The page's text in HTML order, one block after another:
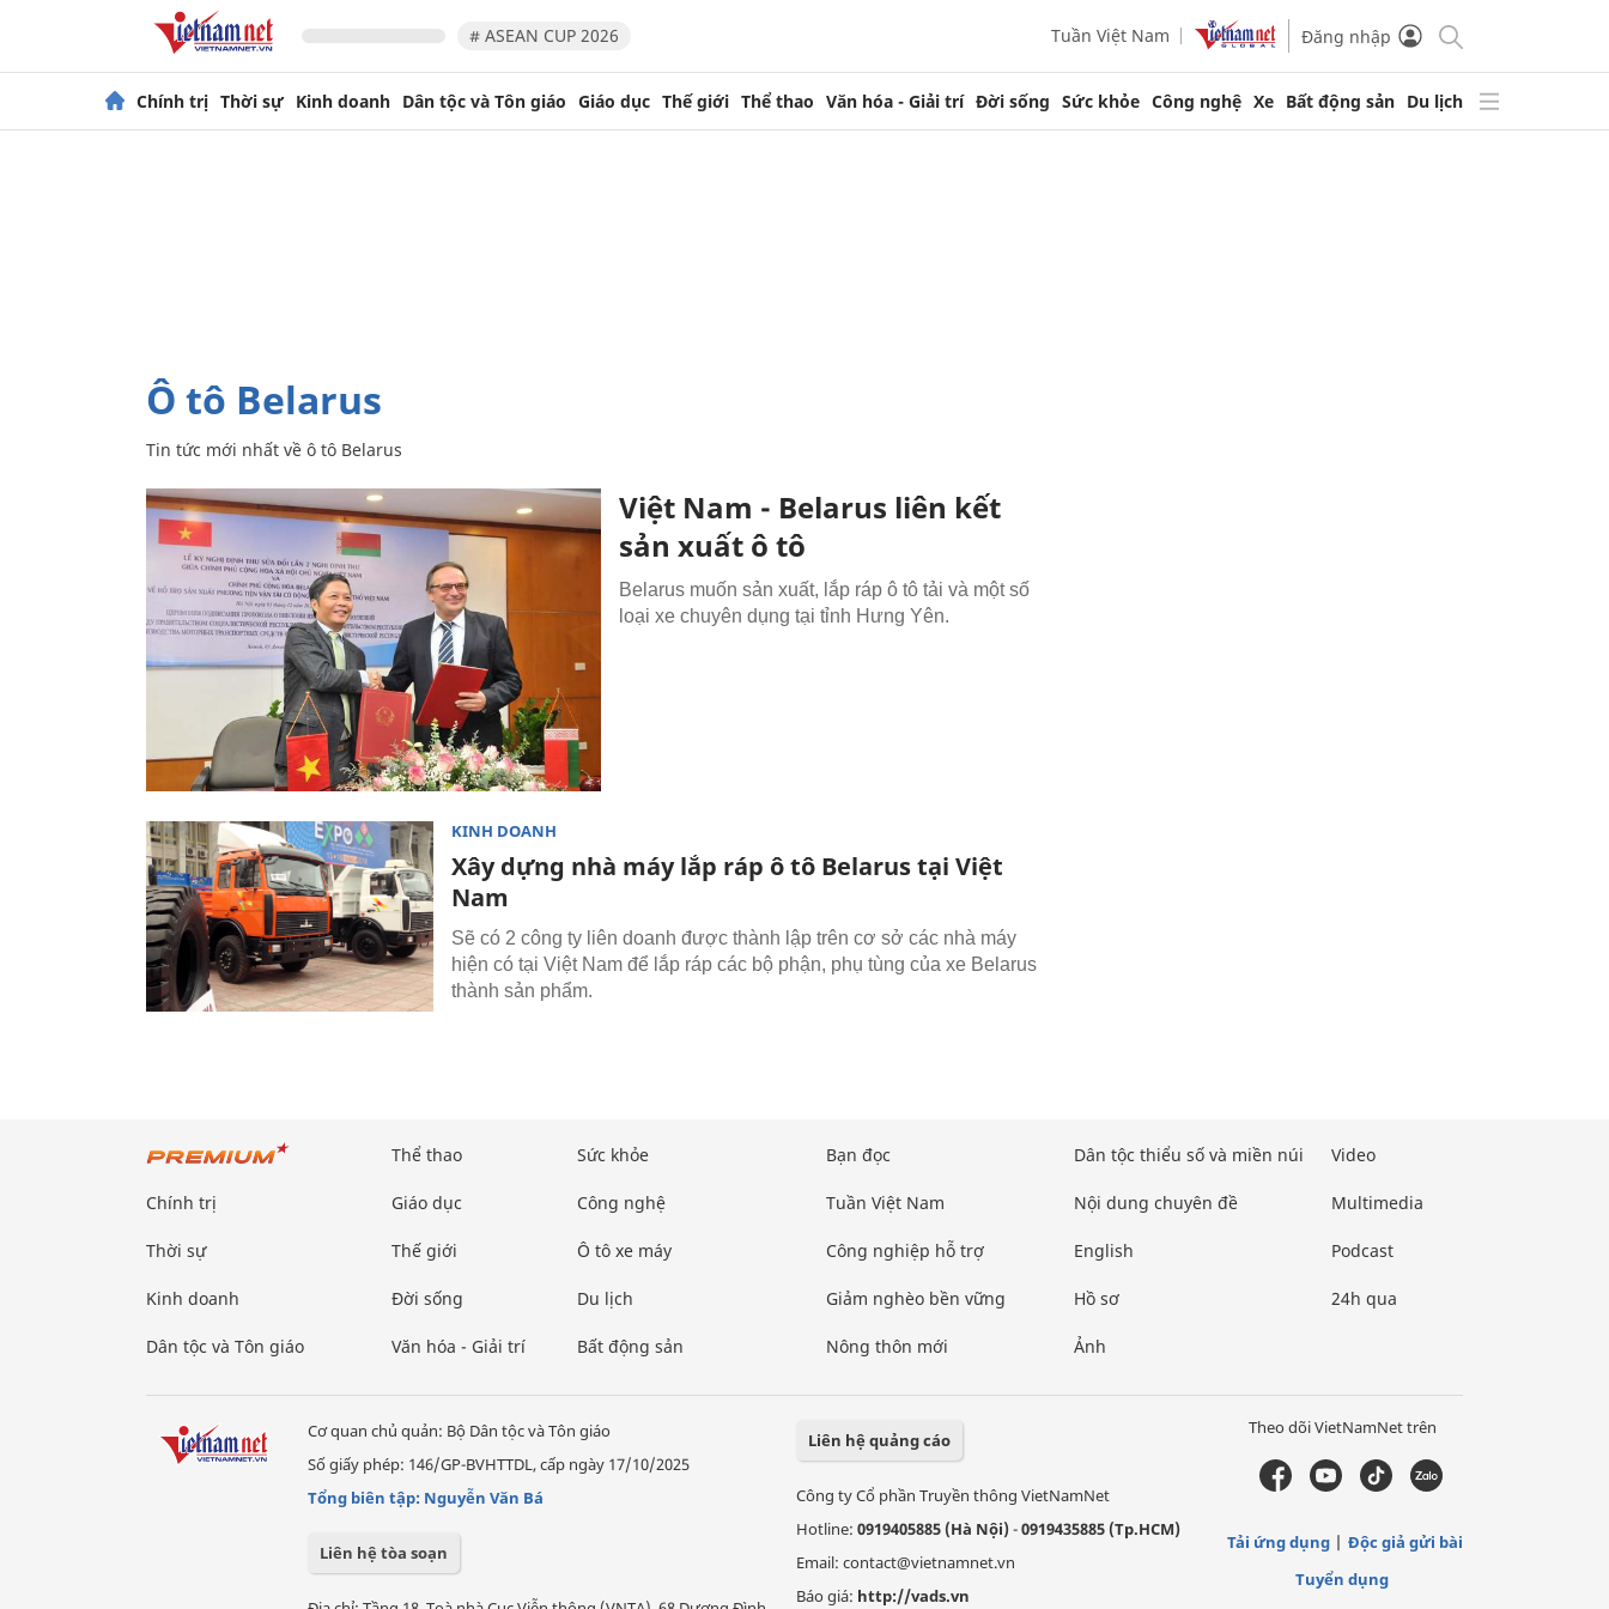
# ASEAN CUP 2026 Tuần Việt Nam Đăng nhập
Chính trị Thời sự Kinh doanh Dân tộc và Tôn giáo Giáo dục Thế giới Thể thao Văn hóa - Giải trí Đời sống Sức khỏe Công nghệ Xe Bất động sản Du lịch
ô tô Belarus
Tin tức mới nhất về ô tô Belarus
Việt Nam - Belarus liên kết
sản xuất ô tô
Belarus muốn sản xuất, lắp ráp ô tô tải và một số
loại xe chuyên dụng tại tỉnh Hưng Yên.
KINH DOANH
Xây dựng nhà máy lắp ráp ô tô Belarus tại Việt
Nam
Sẽ có 2 công ty liên doanh được thành lập trên cơ sở các nhà máy
hiện có tại Việt Nam để lắp ráp các bộ phận, phụ tùng của xe Belarus
thành sản phẩm.
Chính trị
Thời sự
Kinh doanh
Dân tộc và Tôn giáo
Thể thao
Giáo dục
Thế giới
Đời sống
Văn hóa - Giải trí
Sức khỏe
Công nghệ
Ô tô xe máy
Du lịch
Bất động sản
Bạn đọc
Tuần Việt Nam
Công nghiệp hỗ trợ
Giảm nghèo bền vững
Nông thôn mới
Dân tộc thiểu số và miền núi
Nội dung chuyên đề
English
Hồ sơ
Ảnh
Video
Multimedia
Podcast
24h qua
Cơ quan chủ quản: Bộ Dân tộc và Tôn giáo
Số giấy phép: 146/GP-BVHTTDL, cấp ngày 17/10/2025
Tổng biên tập: Nguyễn Văn Bá
Liên hệ tòa soạn
Liên hệ quảng cáo
Công ty Cổ phần Truyền thông VietNamNet
Hotline: 0919405885 (Hà Nội)-0919435885 (Tp.HCM)
Email: contact@vietnamnet.vn
Báo giá: http://vads.vn
Theo dõi VietNamNet trên
Tải ứng dụng
Độc giả gửi bài
Tuyển dụng